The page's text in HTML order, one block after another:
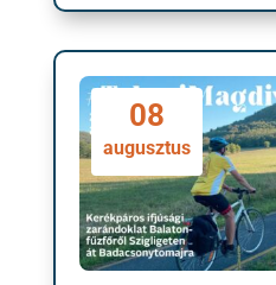
08
augusztus